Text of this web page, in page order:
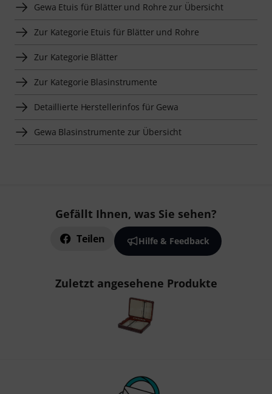
Gewa Etuis für Blätter und Rohre zur Übersicht
Zur Kategorie Etuis für Blätter und Rohre
Zur Kategorie Blätter
Zur Kategorie Blasinstrumente
Detaillierte Herstellerinfos für Gewa
Gewa Blasinstrumente zur Übersicht
Gefällt Ihnen, was Sie sehen?
Teilen Hilfe & Feedback
Zuletzt angesehene Produkte